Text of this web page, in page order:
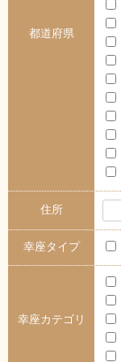
都道府県
住所
幸座タイプ
幸座カテゴリ